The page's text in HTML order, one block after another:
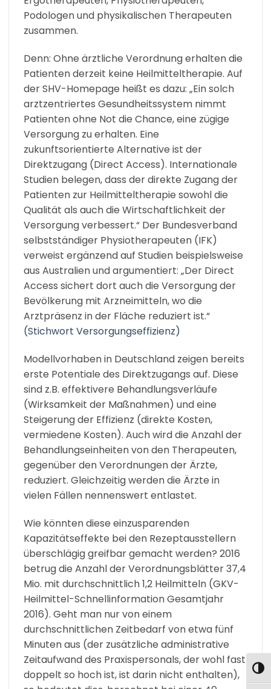
Podologen und physikalischen Therapeuten
zusammen.
Denn: Ohne ärztliche Verordnung erhalten die
Patienten derzeit keine Heilmitteltherapie. Auf
der SHV-Homepage heißt es dazu: „Ein solch
arztzentriertes Gesundheitssystem nimmt
Patienten ohne Not die Chance, eine zügige
Versorgung zu erhalten. Eine
zukunftsorientierte Alternative ist der
Direktzugang (Direct Access). Internationale
Studien belegen, dass der direkte Zugang der
Patienten zur Heilmitteltherapie sowohl die
Qualität als auch die Wirtschaftlichkeit der
Versorgung verbessert.“ Der Bundesverband
selbstständiger Physiotherapeuten (IFK)
verweist ergänzend auf Studien beispielsweise
aus Australien und argumentiert: „Der Direct
Access sichert dort auch die Versorgung der
Bevölkerung mit Arzneimitteln, wo die
Arztpräsenz in der Fläche reduziert ist.“
(Stichwort Versorgungseffizienz)
Modellvorhaben in Deutschland zeigen bereits
erste Potentiale des Direktzugangs auf. Diese
sind z.B. effektivere Behandlungsverläufe
(Wirksamkeit der Maßnahmen) und eine
Steigerung der Effizienz (direkte Kosten,
vermiedene Kosten). Auch wird die Anzahl der
Behandlungseinheiten von den Therapeuten,
gegenüber den Verordnungen der Ärzte,
reduziert. Gleichzeitig werden die Ärzte in
vielen Fällen nennenswert entlastet.
Wie könnten diese einzusparenden
Kapazitätseffekte bei den Rezeptausstellern
überschlägig greifbar gemacht werden? 2016
betrug die Anzahl der Verordnungsblätter 37,4
Mio. mit durchschnittlich 1,2 Heilmitteln (GKV-
Heilmittel-Schnellinformation Gesamtjahr
2016). Geht man nur von einem
durchschnittlichen Zeitbedarf von etwa fünf
Minuten aus (der zusätzliche administrative
Zeitaufwand des Praxispersonals, der wohl fast
doppelt so hoch ist, ist darin nicht enthalten),